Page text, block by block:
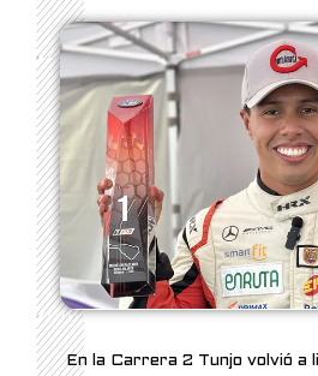
En la Carrera 2 Tunjo volvió a